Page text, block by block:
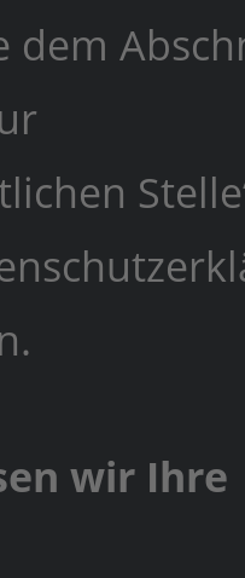
dem
wir Ihre